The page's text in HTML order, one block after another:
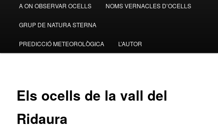
A ON OBSERVAR OCELLS NOMS VERNACLES D’OCELLS
GRUP DE NATURA STERNA
PREDICCIÓ METEOROLÒGICA L’AUTOR
Els ocells de la vall del
Ridaura